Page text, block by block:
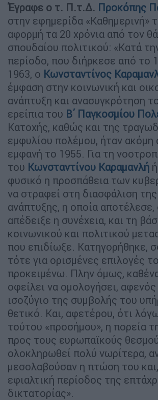
Έγραφε ο τ. Π.τ.Δ. Προκόπης
στην εφημερίδα «Καθημερινή»
αφορμή τα 20 χρόνια από τον
σπουδαίου πολιτικού: «Κατά
περίοδο, που διήρκεσε από το
1963, ο Κωνσταντίνος
έμφαση στην κοινωνική και
ανάπτυξη και ανασυγκρότηση
ερείπια του Β΄ Παγκοσμίου
Κατοχής, καθώς και της
εμφυλίου πολέμου, ήταν ακόμη
εμφανή το 1955. Για τη
του Κωνσταντίνου Καραμανλή
φυσικό η προσπάθεια των
να στραφεί στη διασφάλιση
ανάπτυξης, η οποία
απέδειξε η συνέχεια, και τη
κοινωνικού και πολιτικού
που επιδίωξε. Κατηγορήθηκε,
τότε για ορισμένες επιλογές
προκειμένω. Πλην όμως,
οφείλει να ομολογήσει, αφενός
ισοζύγιο της συμβολής του
θετικό. Και, αφετέρου, ότι
τούτου «προσήμου», η πορεία
προς τους ευρωπαϊκούς
ολοκληρωθεί πολύ νωρίτερα,
μεσολαβούσαν η πτώση του
εφιαλτική περίοδος της
δικτατορίας».